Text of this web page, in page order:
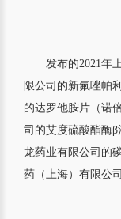
发布的2021年
限公司的新氟唑帕
的达罗他胺片（诺
司的艾度硫酸酯酶
龙药业有限公司的
药（上海）有限公